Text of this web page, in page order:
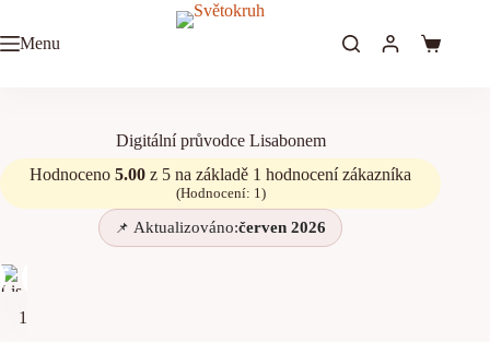
Přidat do košíku
Menu
Digitální průvodce Lisabonem
Hodnoceno5.00 z 5 na základě 1 hodnocení zákazníka
(Hodnocení: 1 )
Aktualizováno:červen 2026